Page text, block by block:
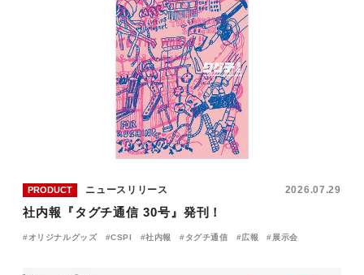
PRODUCT ニュースリリース 2026.07.29
社内報『タグチ通信 30号』発刊！
オリジナルグッズ CSPI 社内報 タグチ通信 広報 展示会